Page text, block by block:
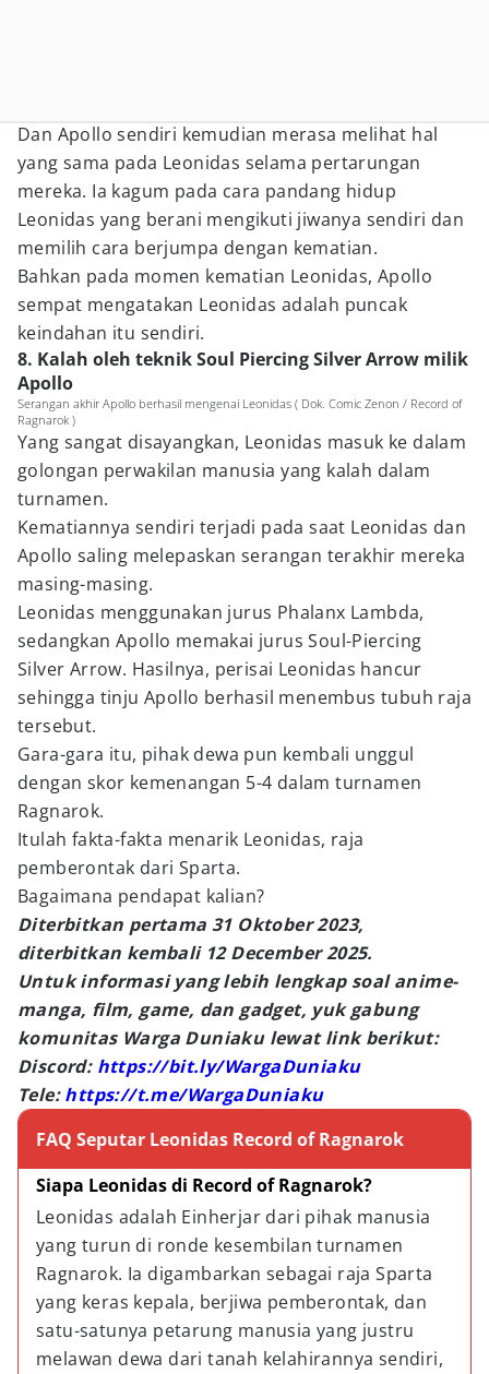
Dan Apollo sendiri kemudian merasa melihat hal
yang sama pada Leonidas selama pertarungan
mereka. Ia kagum pada cara pandang hidup
Leonidas yang berani mengikuti jiwanya sendiri dan
memilih cara berjumpa dengan kematian.
Bahkan pada momen kematian Leonidas, Apollo
sempat mengatakan Leonidas adalah puncak
keindahan itu sendiri.
8. Kalah oleh teknik Soul Piercing Silver Arrow milik
Apollo
Serangan akhir Apollo berhasil mengenai Leonidas ( Dok. Comic Zenon / Record of
Ragnarok )
Yang sangat disayangkan, Leonidas masuk ke dalam
golongan perwakilan manusia yang kalah dalam
turnamen.
Kematiannya sendiri terjadi pada saat Leonidas dan
Apollo saling melepaskan serangan terakhir mereka
masing-masing.
Leonidas menggunakan jurus Phalanx Lambda,
sedangkan Apollo memakai jurus Soul-Piercing
Silver Arrow. Hasilnya, perisai Leonidas hancur
sehingga tinju Apollo berhasil menembus tubuh raja
tersebut.
Gara-gara itu, pihak dewa pun kembali unggul
dengan skor kemenangan 5-4 dalam turnamen
Ragnarok.
Itulah fakta-fakta menarik Leonidas, raja
pemberontak dari Sparta.
Bagaimana pendapat kalian?
Diterbitkan pertama 31 Oktober 2023,
diterbitkan kembali 12 December 2025.
Untuk informasi yang lebih lengkap soal anime-
manga, film, game, dan gadget, yuk gabung
komunitas Warga Duniaku lewat link berikut:
Discord: https://bit.ly/WargaDuniaku
Tele:https://t.me/WargaDuniaku
FAQ Seputar Leonidas Record of Ragnarok
Siapa Leonidas di Record of Ragnarok?
Leonidas adalah Einherjar dari pihak manusia
yang turun di ronde kesembilan turnamen
Ragnarok. Ia digambarkan sebagai raja Sparta
yang keras kepala, berjiwa pemberontak, dan
satu-satunya petarung manusia yang justru
melawan dewa dari tanah kelahirannya sendiri,